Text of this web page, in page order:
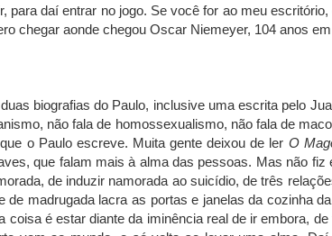
para daí entrar no jogo. Se você for ao meu
chegar aonde chegou Oscar Niemeyer, 104 anos
biografias do Paulo, inclusive uma escrita pelo
não fala de homossexualismo, não fala de
o Paulo escreve. Muita gente deixou de ler O
que falam mais à alma das pessoas. Mas não
de induzir namorada ao suicídio, de três
de madrugada lacra as portas e janelas da cozinha
coisa é estar diante da iminência real de ir embora,